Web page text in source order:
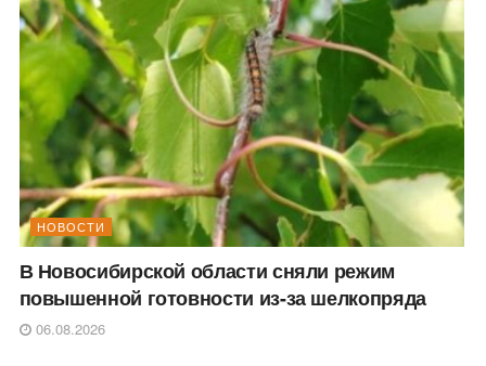
НОВОСТИ
В Новосибирской области сняли режим
повышенной готовности из-за шелкопряда
06.08.2026